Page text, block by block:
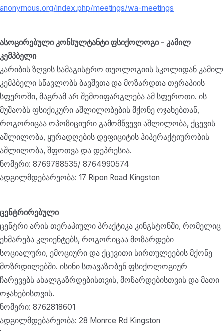
anonymous.org/index.php/meetings/wa-meetings
ასოცირებული კონსულტანტი ფსიქოლოგი - კამილ
კემპბელი
კარიბის ზღვის სამაგისტრო თეოლოგიის სკოლიდან კამილ
კემპბელი სწავლობს ბავშვთა და მოზარდთა თერაპიის
სფეროში, მაგრამ არ შემოიფარგლება ამ სფეროთი. ის
მუშაობს ფსიქიკური აშლილობების მქონე ოჯახებთან,
როგორიცაა ოპოზიციური გამომწვევი აშლილობა, ქცევის
აშლილობა, ყურადღების დეფიციტის ჰიპერაქტიურობის
აშლილობა, შფოთვა და დეპრესია.
ნომერი: 8769788535/ 8764990574
ადგილმდებარეობა: 17 Ripon Road Kingston
ცენტრირებული
ცენტრი არის თერაპიული პრაქტიკა კინგსტონში, რომელიც
ეხმარება კლიენტებს, როგორიცაა მოზარდები
სოციალური, ემოციური და ქცევითი სირთულეების მქონე
მოზრდილებში. ისინი სთავაზობენ ფსიქოლოგიურ
ჩარევებს ახალგაზრდებისთვის, მოზარდებისთვის და მათი
ოჯახებისთვის.
ნომერი: 8762818601
ადგილმდებარეობა: 28 Monroe Rd Kingston